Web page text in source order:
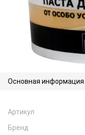
Основная информация
Артикул
Бренд